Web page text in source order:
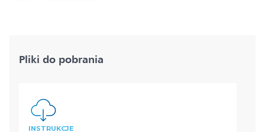
Pliki do pobrania
INSTRUKCJE